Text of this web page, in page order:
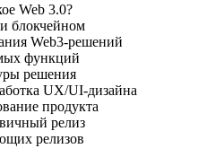
Web 3.0?
блокчейном
Web3-решений
функций
решения
UX/UI-дизайна
продукта
релиз
релизов